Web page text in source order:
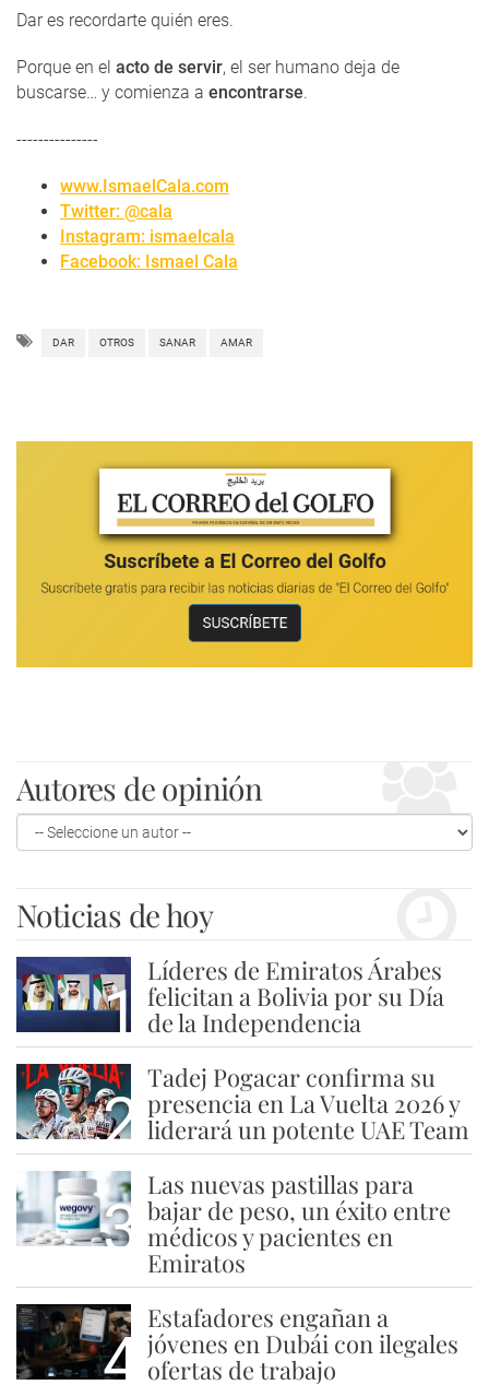
Dar es recordarte quién eres.
Porque en el acto de servir, el ser humano deja de
buscarse… y comienza a encontrarse.
---------------
www.IsmaelCala.com
Twitter: @cala
Instagram: ismaelcala
Facebook: Ismael Cala
DAR OTROS SANAR AMAR
Autores de opinión
Noticias de hoy
1
Líderes de Emiratos Árabes
felicitan a Bolivia por su Día
de la Independencia
2
Tadej Pogacar confirma su
presencia en La Vuelta 2026 y
liderará un potente UAE Team
3
Las nuevas pastillas para
bajar de peso, un éxito entre
médicos y pacientes en
Emiratos
4
Estafadores engañan a
jóvenes en Dubái con ilegales
ofertas de trabajo